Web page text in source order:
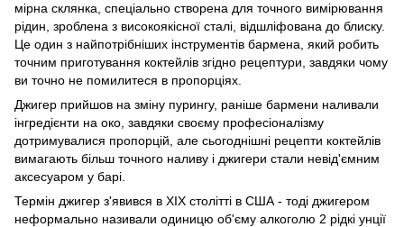
мірна склянка, спеціально створена для точного вимірювання
рідин, зроблена з високоякісної сталі, відшліфована до блиску.
Це один з найпотрібніших інструментів бармена, який робить
точним приготування коктейлів згідно рецептури, завдяки чому
ви точно не помилитеся в пропорціях.
Джигер прийшов на зміну пурингу, раніше бармени наливали
інгредієнти на око, завдяки своєму професіоналізму
дотримувалися пропорцій, але сьогоднішні рецепти коктейлів
вимагають більш точного наливу і джигери стали невід'ємним
аксесуаром у барі.
Термін джигер з'явився в XIX столітті в США - тоді джигером
неформально називали одиницю об'єму алкоголю 2 рідкі унції